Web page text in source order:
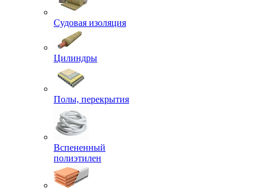
Судовая изоляция
Цилиндры
Полы, перекрытия
Вспененный
полиэтилен